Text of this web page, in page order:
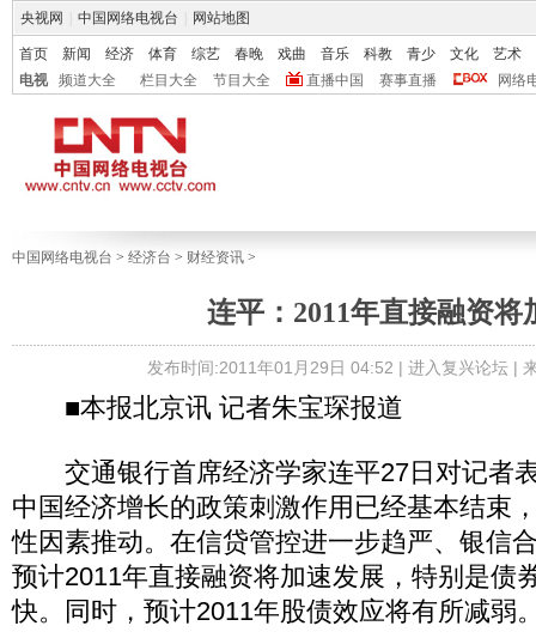
央视网 中国网络电视台 网站地图
首页 新闻 经济 体育 综艺 春晚 戏曲 音乐 科教 青少 文化
艺术
电视
频道大全 栏目大全 节目大全 直播中国 赛事直播 网络
中国网络电视台 > 经济台 > 财经资讯 >
连平：2011年直接融资将
发布时间:2011年01月29日 04:52 | 进入复兴论坛|
■本报北京讯 记者朱宝琛报道
交通银行首席经济学家连平27日对记者
中国经济增长的政策刺激作用已经基本结束
性因素推动。在信贷管控进一步趋严、银信
预计2011年直接融资将加速发展，特别是债
快。同时，预计2011年股债效应将有所减弱